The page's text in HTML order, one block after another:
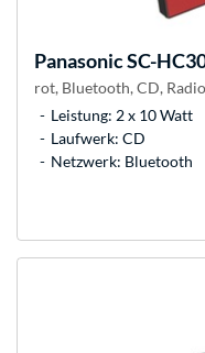
PanasonicSC-
rot, Bluetooth, CD, Radio
Leistung: 2 x 10 Watt
Laufwerk: CD
Netzwerk: Bluetooth